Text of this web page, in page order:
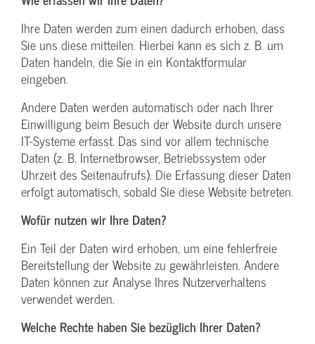
Ihre Daten werden zum einen dadurch erhoben, dass
Sie uns diese mitteilen. Hierbei kann es sich z. B. um
Daten handeln, die Sie in ein Kontaktformular
eingeben.
Andere Daten werden automatisch oder nach Ihrer
Einwilligung beim Besuch der Website durch unsere
IT-Systeme erfasst. Das sind vor allem technische
Daten (z. B. Internetbrowser, Betriebssystem oder
Uhrzeit des Seitenaufrufs). Die Erfassung dieser Daten
erfolgt automatisch, sobald Sie diese Website betreten.
Wofür nutzen wir Ihre Daten?
Ein Teil der Daten wird erhoben, um eine fehlerfreie
Bereitstellung der Website zu gewährleisten. Andere
Daten können zur Analyse Ihres Nutzerverhaltens
verwendet werden.
Welche Rechte haben Sie bezüglich Ihrer Daten?